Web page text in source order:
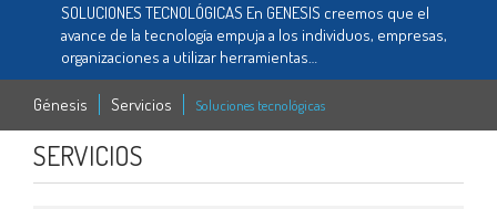
SOLUCIONES TECNOLÓGICAS En GENESIS creemos que el
avance de la tecnología empuja a los individuos, empresas,
organizaciones a utilizar herramientas…
Génesis Servicios Soluciones tecnológicas
SERVICIOS